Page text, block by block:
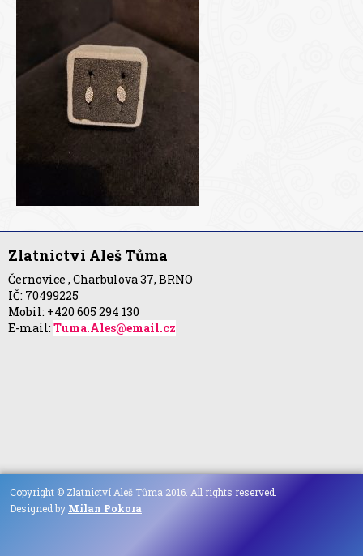
Zlatnictví Aleš Tůma
Černovice , Charbulova 37, BRNO
IČ: 70499225
Mobil: +420 605 294 130
E-mail: Tuma.Ales@email.cz
Copyright © Zlatnictví Aleš Tůma 2016. All rights reserved.
Designed by Milan Pokora